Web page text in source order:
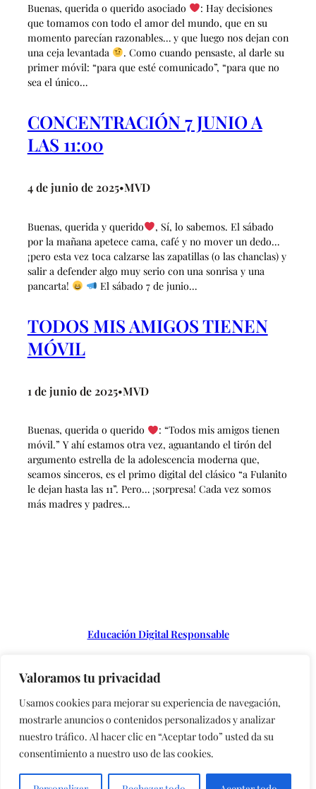
Valoramos tu privacidad
Usamos cookies para mejorar su experiencia de navegación,
mostrarle anuncios o contenidos personalizados y analizar
nuestro tráfico. Al hacer clic en “Aceptar todo” usted da su
consentimiento a nuestro uso de las cookies.
Buenas, querida o querido asociado
: Hay decisiones
que tomamos con todo el amor del mundo, que en su
momento parecían razonables… y que luego nos dejan con
una ceja levantada
. Como cuando pensaste, al darle su
primer móvil: “para que esté comunicado”, “para que no
sea el único…
CONCENTRACIÓN 7 JUNIO A
LAS 11:00
4 de junio de 2025•MVD
Buenas, querida y querido
, Sí, lo sabemos. El sábado
por la mañana apetece cama, café y no mover un dedo…
¡pero esta vez toca calzarse las zapatillas (o las chanclas) y
salir a defender algo muy serio con una sonrisa y una
pancarta!
El sábado 7 de junio…
TODOS MIS AMIGOS TIENEN
MÓVIL
1 de junio de 2025•MVD
Buenas, querida o querido
: “Todos mis amigos tienen
móvil.” Y ahí estamos otra vez, aguantando el tirón del
argumento estrella de la adolescencia moderna que,
seamos sinceros, es el primo digital del clásico “a Fulanito
le dejan hasta las 11”. Pero… ¡sorpresa! Cada vez somos
más madres y padres…
Educación Digital Responsable
Instagram
Copyright © 2023 | Adolescencia libre de móvil